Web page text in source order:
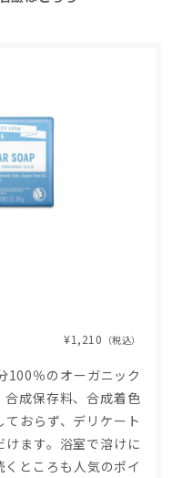
¥1,210 （税込）
100％のオーガニック
成保存料、合成着色
おらず、デリケート
ます。浴室で溶けに
ところも人気のポイ